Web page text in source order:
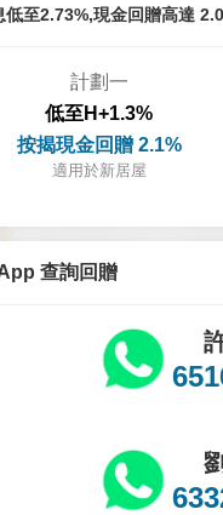
低至2.73%,現金回贈高達
計劃一
低至H+1.3%
按揭現金回贈 2.1%
適用於新居屋
查詢回贈